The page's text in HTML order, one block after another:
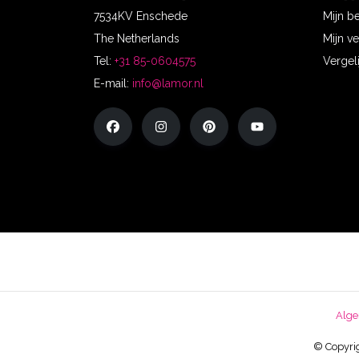
7534KV Enschede
The Netherlands
Tel: +31 85-0604575
E-mail: info@lamor.nl
Mijn
Mijn
©